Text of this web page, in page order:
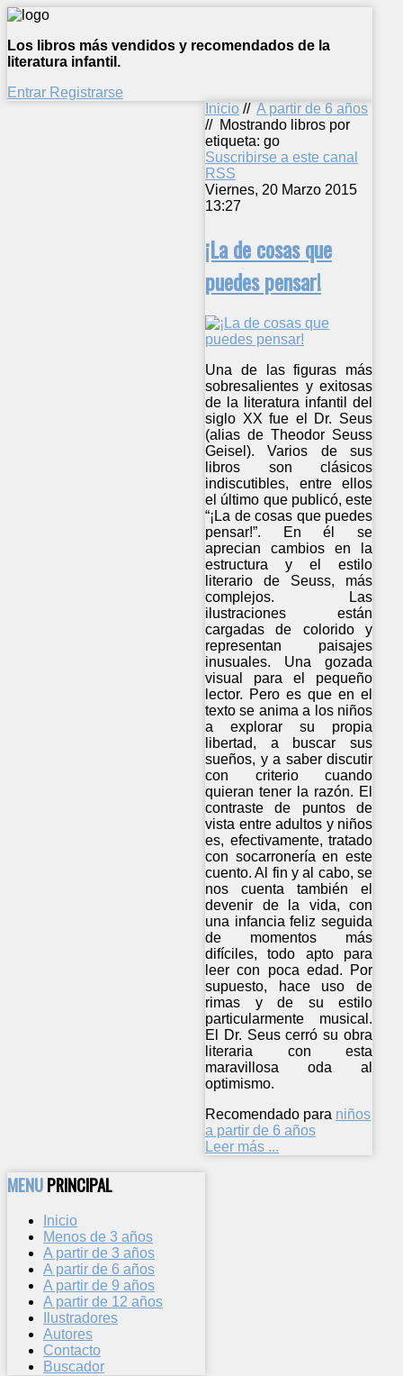
Los libros más vendidos y recomendados de la
literatura infantil.
Entrar Registrarse
Inicio // A partir de 6 años
// Mostrando libros por
etiqueta: go
Suscribirse a este canal
RSS
Viernes, 20 Marzo 2015
13:27
¡La de cosas que
puedes pensar!
Una de las figuras más
sobresalientes y exitosas
de la literatura infantil del
siglo XX fue el Dr. Seus
(alias de Theodor Seuss
Geisel). Varios de sus
libros son clásicos
indiscutibles, entre ellos
el último que publicó, este
“¡La de cosas que puedes
pensar!”. En él se
aprecian cambios en la
estructura y el estilo
literario de Seuss, más
complejos. Las
ilustraciones están
cargadas de colorido y
representan paisajes
inusuales. Una gozada
visual para el pequeño
lector. Pero es que en el
texto se anima a los niños
a explorar su propia
libertad, a buscar sus
sueños, y a saber discutir
con criterio cuando
quieran tener la razón. El
contraste de puntos de
vista entre adultos y niños
es, efectivamente, tratado
con socarronería en este
cuento. Al fin y al cabo, se
nos cuenta también el
devenir de la vida, con
una infancia feliz seguida
de momentos más
difíciles, todo apto para
leer con poca edad. Por
supuesto, hace uso de
rimas y de su estilo
particularmente musical.
El Dr. Seus cerró su obra
literaria con esta
maravillosa oda al
optimismo.
Recomendado para niños
a partir de 6 años
Leer más ...
MENUPRINCIPAL
Inicio
Menos de 3 años
A partir de 3 años
A partir de 6 años
A partir de 9 años
A partir de 12 años
Ilustradores
Autores
Contacto
Buscador